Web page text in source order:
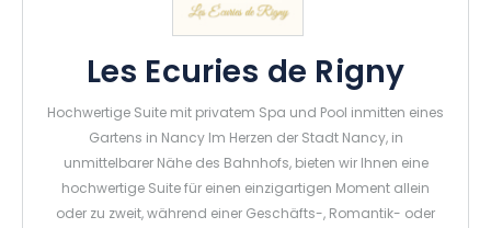
Les Ecuries de Rigny
Hochwertige Suite mit privatem Spa und Pool inmitten eines
Gartens in Nancy Im Herzen der Stadt Nancy, in
unmittelbarer Nähe des Bahnhofs, bieten wir Ihnen eine
hochwertige Suite für einen einzigartigen Moment allein
oder zu zweit, während einer Geschäfts-, Romantik- oder